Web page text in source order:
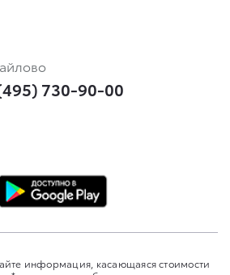
730-90-00
информация, касающаяся стоимости